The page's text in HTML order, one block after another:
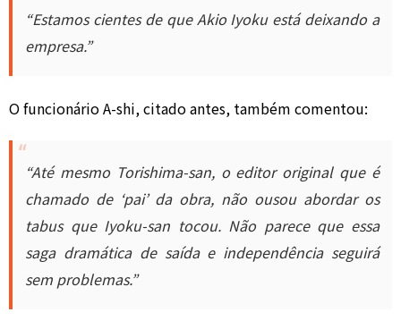
“Estamos cientes de que Akio Iyoku está deixando a
empresa.”
O funcionário A-shi, citado antes, também comentou:
“Até mesmo Torishima-san, o editor original que é
chamado de ‘pai’ da obra, não ousou abordar os
tabus que Iyoku-san tocou. Não parece que essa
saga dramática de saída e independência seguirá
sem problemas.”